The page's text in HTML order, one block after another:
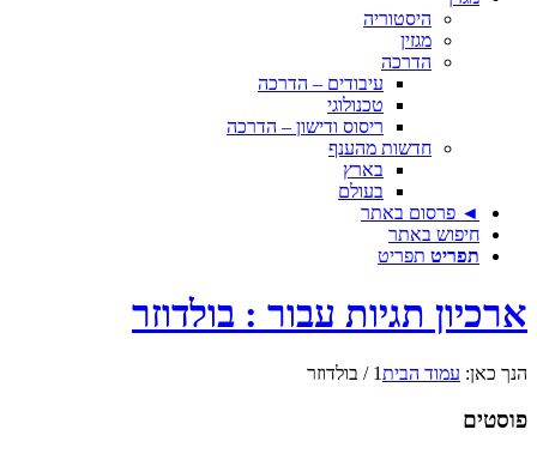
היסטוריה
מגזין
הדרכה
עיבודים – הדרכה
טכנולוגי
ריסוס ודישון – הדרכה
חדשות מהענף
בארץ
בעולם
◄ פרסום באתר
חיפוש באתר
תפריט תפריט
ארכיון תגיות עבור : בולדוזר
הנך כאן: עמוד הבית1
/ בולדוזר
פוסטים